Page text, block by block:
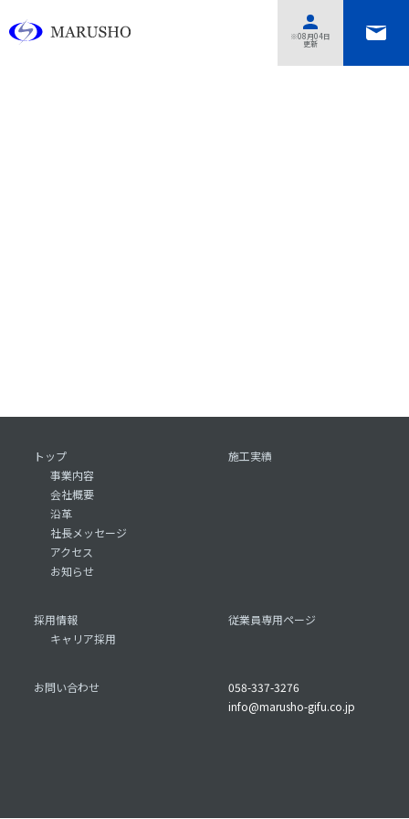
※08月04日
更新
あああああ
トップ
事業内容
会社概要
沿革
社長メッセージ
アクセス
お知らせ
施工実績
採用情報
キャリア採用
従業員専用ページ
お問い合わせ
058-337-3276
info@marusho-gifu.co.jp